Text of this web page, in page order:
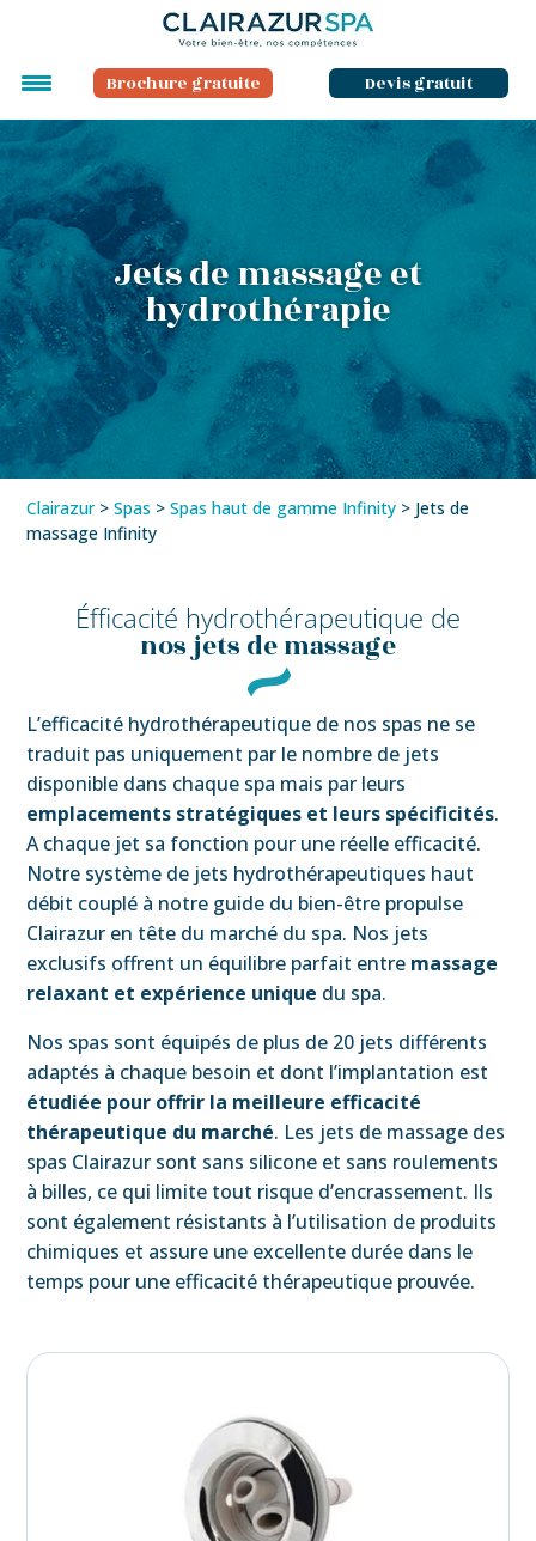
Brochure gratuite Devis gratuit
Jets de massage et
hydrothérapie
Clairazur>Spas >Spas haut de gamme Infinity > Jets de
massage Infinity
Éfficacité hydrothérapeutique de
nos jets de massage
L’efficacité hydrothérapeutique de nos spas ne se
traduit pas uniquement par le nombre de jets
disponible dans chaque spa mais par leurs
emplacements stratégiques et leurs spécificités.
A chaque jet sa fonction pour une réelle efficacité.
Notre système de jets hydrothérapeutiques haut
débit couplé à notre guide du bien-être propulse
Clairazur en tête du marché du spa. Nos jets
exclusifs offrent un équilibre parfait entre massage
relaxant et expérience unique du spa.
Nos spas sont équipés de plus de 20 jets différents
adaptés à chaque besoin et dont l’implantation est
étudiée pour offrir la meilleure efficacité
thérapeutique du marché. Les jets de massage des
spas Clairazur sont sans silicone et sans roulements
à billes, ce qui limite tout risque d’encrassement. Ils
sont également résistants à l’utilisation de produits
chimiques et assure une excellente durée dans le
temps pour une efficacité thérapeutique prouvée.